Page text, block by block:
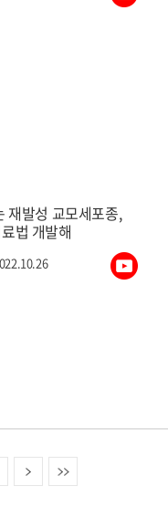
재발성 교모세포종,
법 개발해
다음 끝